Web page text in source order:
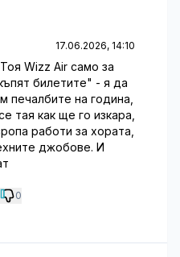
17.06.2026, 14:10
Wizz Air само за
билетите" - я да
печалбите на година,
тая как ще го изкара,
работи за хората,
джобове. И
0